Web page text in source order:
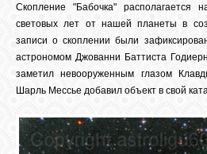
Скопление "Бабочка" располагается
световых лет от нашей планеты в
записи о скоплении были
астрономом Джованни Баттиста
заметил невооруженным глазом
Шарль Мессье добавил объект в свой